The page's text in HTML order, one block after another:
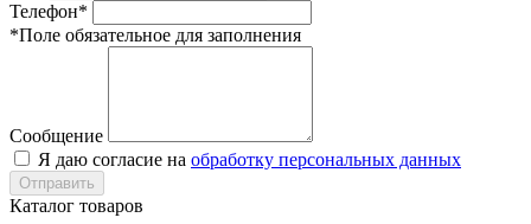
Телефон*
*Поле обязательное для заполнения
Сообщение
Я даю согласие на обработку персональных данных
Каталог товаров